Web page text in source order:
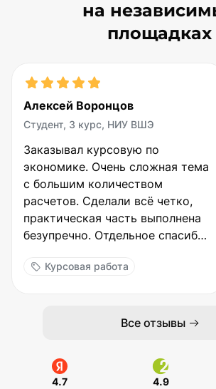
на
площадках
тема
четко,
спасибо
Марина С.
Студентка, 2 курс, МГУ
Курсовая работа
Горели сроки,
сделать курсовую
Думала, уже не
вошли в
Качество не
оформлено по
раза, даже
Все отзывы
4.7
4.9